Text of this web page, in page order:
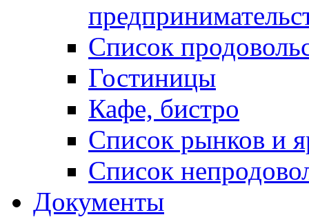
Список
Гостиницы
Кафе, бистро
Cписок рынков и
Список
Документы